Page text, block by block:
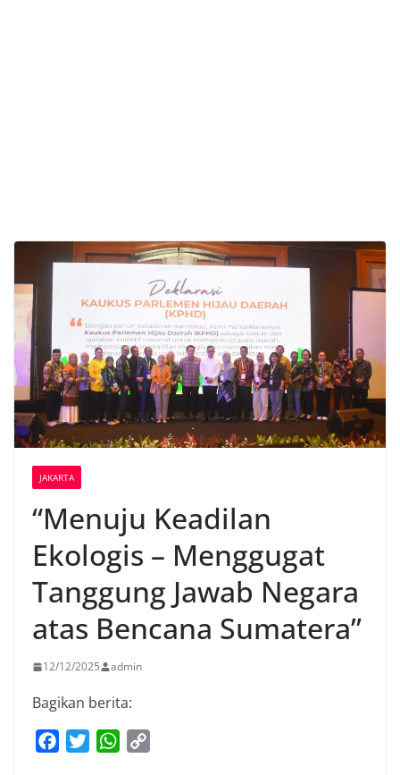
JAKARTA
“Menuju Keadilan
Ekologis – Menggugat
Tanggung Jawab Negara
atas Bencana Sumatera”
12/12/2025 admin
Bagikan berita:
W